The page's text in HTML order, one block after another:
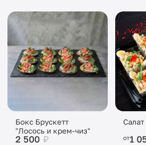
Бокс Брускетт
"Лосось и крем-чиз"
2 500 ₽ от1